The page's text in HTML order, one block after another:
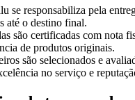
se responsabiliza pela
até o destino final.
são certificadas com nota
de produtos originais.
são selecionados e
no serviço e